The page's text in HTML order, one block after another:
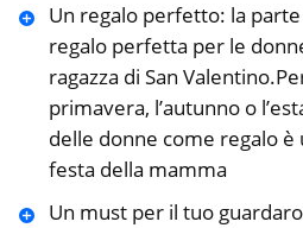
Un regalo perfetto: la
regalo perfetta per le
ragazza di San
primavera, l’autunno o
delle donne come regalo è
festa della mamma
Un must per il tuo